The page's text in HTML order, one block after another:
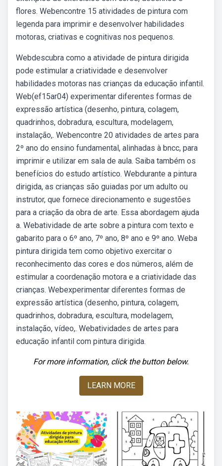
flores. Webencontre 15 atividades de pintura com
legenda para imprimir e desenvolver habilidades
motoras, criativas e cognitivas nos pequenos.
Webdescubra como a atividade de pintura dirigida
pode estimular a criatividade e desenvolver
habilidades motoras nas crianças da educação infantil.
Web(ef15ar04) experimentar diferentes formas de
expressão artística (desenho, pintura, colagem,
quadrinhos, dobradura, escultura, modelagem,
instalação,. Webencontre 20 atividades de artes para
2º ano do ensino fundamental, alinhadas à bncc, para
imprimir e utilizar em sala de aula. Saiba também os
benefícios do estudo artístico. Webdurante a pintura
dirigida, as crianças são guiadas por um adulto ou
instrutor, que fornece direcionamento e sugestões
para a criação da obra de arte. Essa abordagem ajuda
a. Webatividade de arte sobre a pintura com texto e
gabarito para o 6º ano, 7º ano, 8º ano e 9º ano. Weba
pintura dirigida tem como objetivo exercitar o
reconhecimento das cores e dos números, além de
estimular a coordenação motora e a criatividade das
crianças. Webexperimentar diferentes formas de
expressão artística (desenho, pintura, colagem,
quadrinhos, dobradura, escultura, modelagem,
instalação, vídeo,. Webatividades de artes para
educação infantil com pintura dirigida.
For more information, click the button below.
LEARN MORE